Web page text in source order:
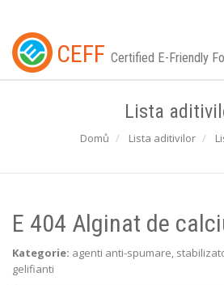
CEFF Certified E-Friendly
Lista
Domů Lista aditivilor
E 404 Alginat de
Kategorie: agenti anti-spumare,
gelifianti